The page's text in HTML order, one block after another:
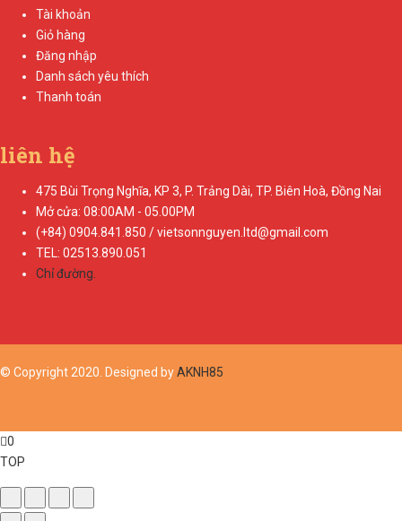
Tài khoản
Giỏ hàng
Đăng nhập
Danh sách yêu thích
Thanh toán
liên hệ
475 Bùi Trọng Nghĩa, KP 3, P. Trảng Dài, TP. Biên Hoà, Đồng Nai
Mở cửa: 08:00AM - 05.00PM
(+84) 0904.841.850 / vietsonnguyen.ltd@gmail.com
TEL: 02513.890.051
Chỉ đường.
© Copyright 2020. Designed byAKNH85
0
TOP